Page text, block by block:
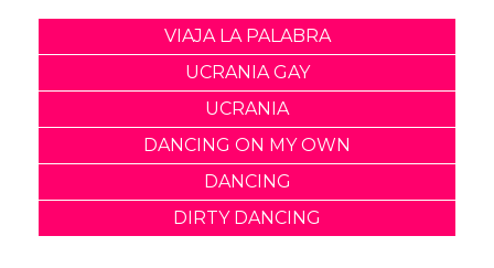
VIAJA LA PALABRA
UCRANIA GAY
UCRANIA
DANCING ON MY OWN
DANCING
DIRTY DANCING